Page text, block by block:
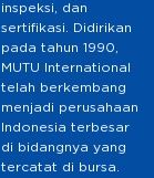
inspeksi, dan
sertifikasi. Didirikan
pada tahun 1990,
MUTU International
telah berkembang
menjadi perusahaan
Indonesia terbesar
di bidangnya yang
tercatat di bursa.